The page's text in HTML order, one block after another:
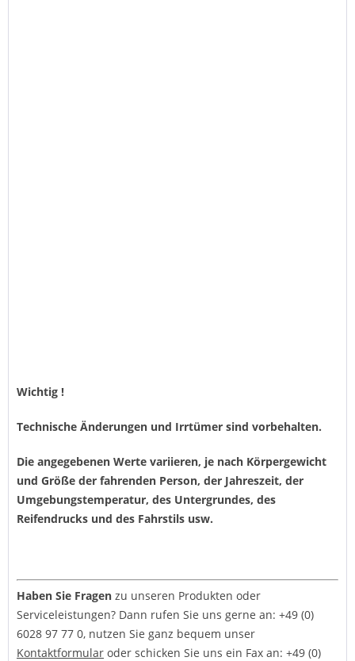
Wichtig !
Technische Änderungen und Irrtümer sind vorbehalten.
Die angegebenen Werte variieren, je nach Körpergewicht
und Größe der fahrenden Person, der Jahreszeit, der
Umgebungstemperatur, des Untergrundes, des
Reifendrucks und des Fahrstils usw.
Haben Sie Fragen zu unseren Produkten oder
Serviceleistungen? Dann rufen Sie uns gerne an: +49 (0)
6028 97 77 0, nutzen Sie ganz bequem unser
Kontaktformular oder schicken Sie uns ein Fax an: +49 (0)